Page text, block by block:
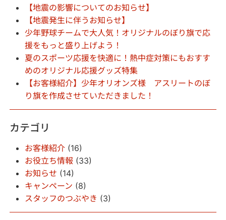
【地震の影響についてのお知らせ】
【地震発生に伴うお知らせ】
少年野球チームで大人気！オリジナルのぼり旗で応
援をもっと盛り上げよう！
夏のスポーツ応援を快適に！熱中症対策にもおすす
めのオリジナル応援グッズ特集
【お客様紹介】少年オリオンズ様 アスリートのぼ
り旗を作成させていただきました！
カテゴリ
お客様紹介(16)
お役立ち情報 (33)
お知らせ (14)
キャンペーン (8)
スタッフのつぶやき (3)